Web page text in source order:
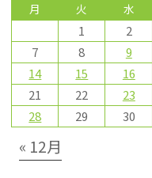
月 火 水
1 2
7
8 9
14
15 16
21
22 23
28
29 30
« 12月